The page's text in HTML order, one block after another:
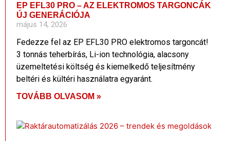
EP EFL30 PRO – AZ ELEKTROMOS TARGONCÁK
ÚJ GENERÁCIÓJA
május 14, 2026
Fedezze fel az EP EFL30 PRO elektromos targoncát!
3 tonnás teherbírás, Li-ion technológia, alacsony
üzemeltetési költség és kiemelkedő teljesítmény
beltéri és kültéri használatra egyaránt.
TOVÁBB OLVASOM »